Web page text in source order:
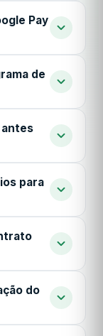
Pay
de
antes
para
do